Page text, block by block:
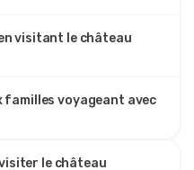
visitant le château
voyageant avec
le château